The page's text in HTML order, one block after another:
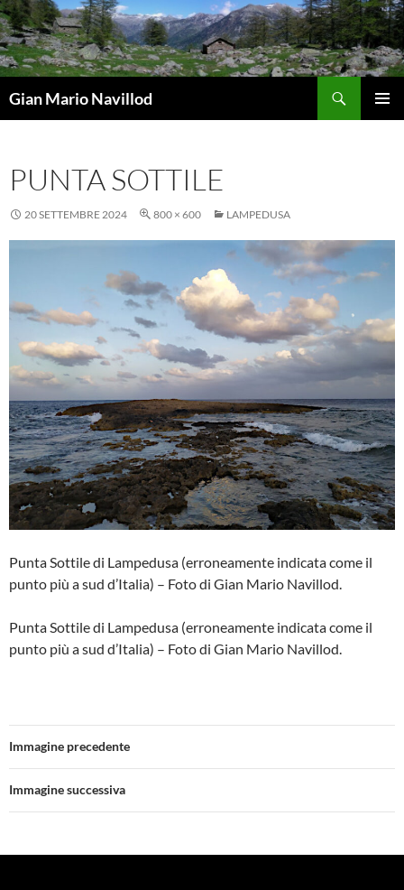
Vai
al
contenuto
Gian Mario Navillod
PUNTA SOTTILE
20 SETTEMBRE 2024 800 × 600 LAMPEDUSA
Punta Sottile di Lampedusa (erroneamente indicata come il
punto più a sud d’Italia) – Foto di Gian Mario Navillod.
Punta Sottile di Lampedusa (erroneamente indicata come il
punto più a sud d’Italia) – Foto di Gian Mario Navillod.
Immagine precedente
Immagine successiva